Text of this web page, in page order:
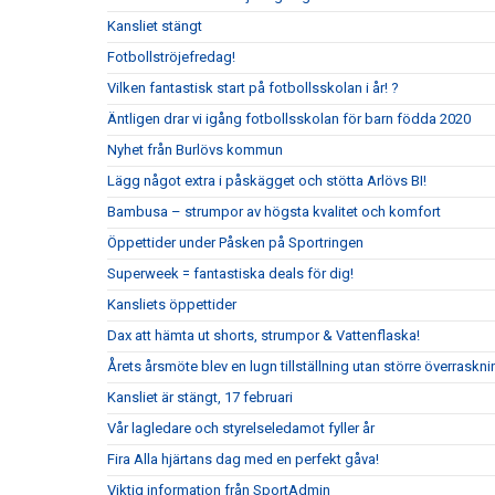
Kansliet stängt
Fotbollströjefredag!
Vilken fantastisk start på fotbollsskolan i år! ?
Äntligen drar vi igång fotbollsskolan för barn födda 2020
Nyhet från Burlövs kommun
Lägg något extra i påskägget och stötta Arlövs BI!
Bambusa – strumpor av högsta kvalitet och komfort
Öppettider under Påsken på Sportringen
Superweek = fantastiska deals för dig!
Kansliets öppettider
Dax att hämta ut shorts, strumpor & Vattenflaska!
Årets årsmöte blev en lugn tillställning utan större
Kansliet är stängt, 17 februari
Vår lagledare och styrelseledamot fyller år
Fira Alla hjärtans dag med en perfekt gåva!
Viktig information från SportAdmin